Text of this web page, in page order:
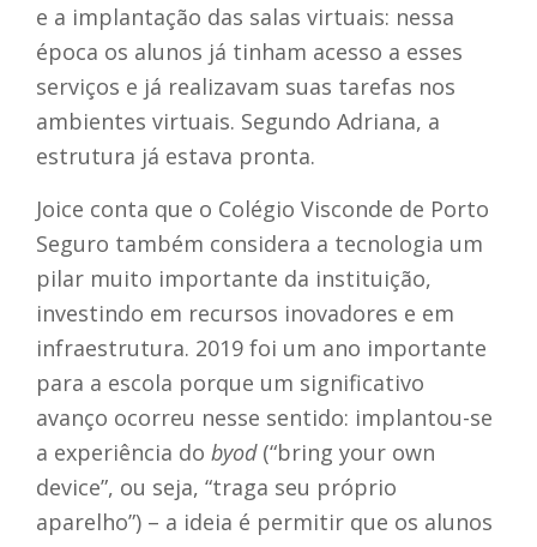
e a implantação das salas virtuais: nessa
época os alunos já tinham acesso a esses
serviços e já realizavam suas tarefas nos
ambientes virtuais. Segundo Adriana, a
estrutura já estava pronta.
Joice conta que o Colégio Visconde de Porto
Seguro também considera a tecnologia um
pilar muito importante da instituição,
investindo em recursos inovadores e em
infraestrutura. 2019 foi um ano importante
para a escola porque um significativo
avanço ocorreu nesse sentido: implantou-se
a experiência do byod (“bring your own
device”, ou seja, “traga seu próprio
aparelho”) – a ideia é permitir que os alunos